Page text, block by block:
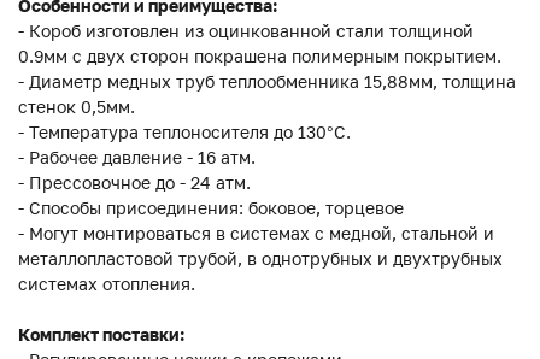
Особенности и преимущества:
- Короб изготовлен из оцинкованной стали толщиной
0.9мм с двух сторон покрашена полимерным покрытием.
- Диаметр медных труб теплообменника 15,88мм, толщина
стенок 0,5мм.
- Температура теплоносителя до 130°C.
- Рабочее давление - 16 атм.
- Прессовочное до - 24 атм.
- Способы присоединения: боковое, торцевое
- Могут монтироваться в системах с медной, стальной и
металлопластовой трубой, в однотрубных и двухтрубных
системах отопления.
Комплект поставки: